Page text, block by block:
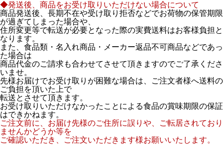
◆発送後、商品をお受け取りいただけない場合について
商品発送後、長期不在や受け取り拒否などでお荷物の保管期限
が過ぎてしまった場合や、
住所変更等で転送が必要となった際の実費送料はお客様負担と
なります。
また、食品類・名入れ商品・メーカー返品不可商品などであっ
た場合は
商品代金のご請求も合わせてさせて頂きますのでご了承くださ
いませ。
先様お届けでお受け取りが困難な場合は、ご注文者様へ送料の
ご負担を頂いた上で
転送とさせて頂きます。
お受け取りいただけなかったことによる食品の賞味期限の保証
はできかねます。
ご注文前に、お届け先様のご住所に誤りや、ご転居されており
ませんかどうか等を
ご確認いただき、ご注文いただきます様お願いいたします。